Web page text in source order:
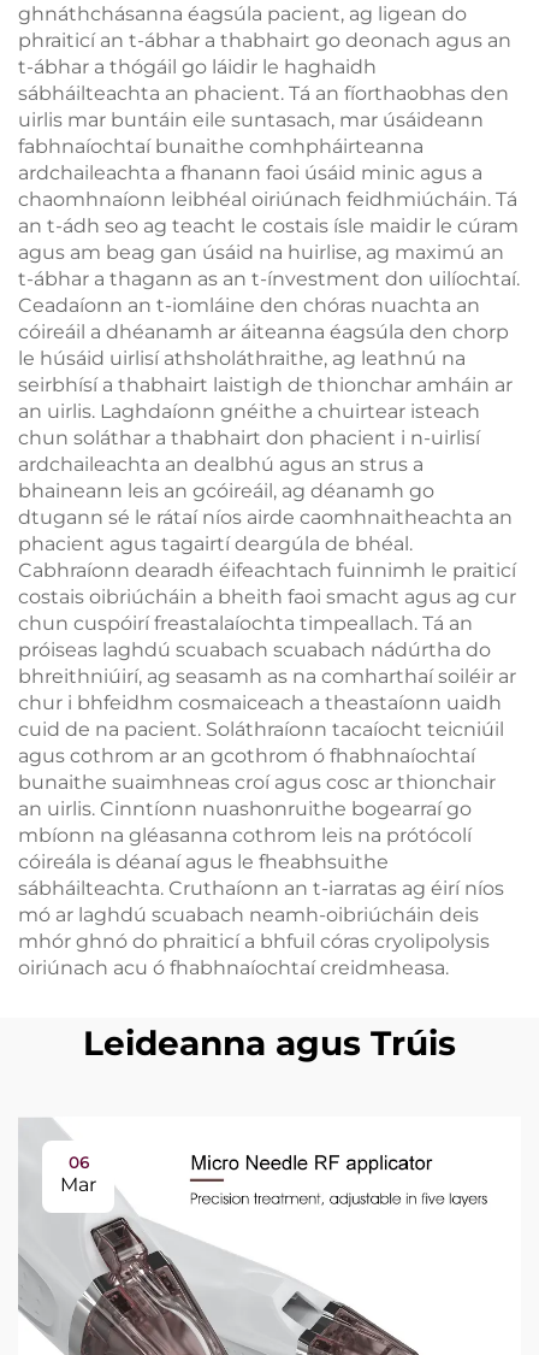
ghnáthchásanna éagsúla pacient, ag ligean do
phraiticí an t-ábhar a thabhairt go deonach agus an
t-ábhar a thógáil go láidir le haghaidh
sábháilteachta an phacient. Tá an fíorthaobhas den
uirlis mar buntáin eile suntasach, mar úsáideann
fabhnaíochtaí bunaithe comhpháirteanna
ardchaileachta a fhanann faoi úsáid minic agus a
chaomhnaíonn leibhéal oiriúnach feidhmiúcháin. Tá
an t-ádh seo ag teacht le costais ísle maidir le cúram
agus am beag gan úsáid na huirlise, ag maximú an
t-ábhar a thagann as an t-ínvestment don uilíochtaí.
Ceadaíonn an t-iomláine den chóras nuachta an
cóireáil a dhéanamh ar áiteanna éagsúla den chorp
le húsáid uirlisí athsholáthraithe, ag leathnú na
seirbhísí a thabhairt laistigh de thionchar amháin ar
an uirlis. Laghdaíonn gnéithe a chuirtear isteach
chun soláthar a thabhairt don phacient i n-uirlisí
ardchaileachta an dealbhú agus an strus a
bhaineann leis an gcóireáil, ag déanamh go
dtugann sé le rátaí níos airde caomhnaitheachta an
phacient agus tagairtí deargúla de bhéal.
Cabhraíonn dearadh éifeachtach fuinnimh le praiticí
costais oibriúcháin a bheith faoi smacht agus ag cur
chun cuspóirí freastalaíochta timpeallach. Tá an
próiseas laghdú scuabach scuabach nádúrtha do
bhreithniúirí, ag seasamh as na comharthaí soiléir ar
chur i bhfeidhm cosmaiceach a theastaíonn uaidh
cuid de na pacient. Soláthraíonn tacaíocht teicniúil
agus cothrom ar an gcothrom ó fhabhnaíochtaí
bunaithe suaimhneas croí agus cosc ar thionchair
an uirlis. Cinntíonn nuashonruithe bogearraí go
mbíonn na gléasanna cothrom leis na prótócolí
cóireála is déanaí agus le fheabhsuithe
sábháilteachta. Cruthaíonn an t-iarratas ag éirí níos
mó ar laghdú scuabach neamh-oibriúcháin deis
mhór ghnó do phraiticí a bhfuil córas cryolipolysis
oiriúnach acu ó fhabhnaíochtaí creidmheasa.
Leideanna agus Trúis
06
Mar